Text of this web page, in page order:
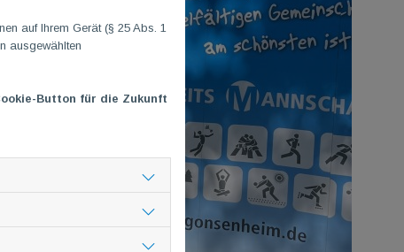
auf Ihrem Gerät (§ 25 Abs. 1
ausgewählten
Button für die Zukunft